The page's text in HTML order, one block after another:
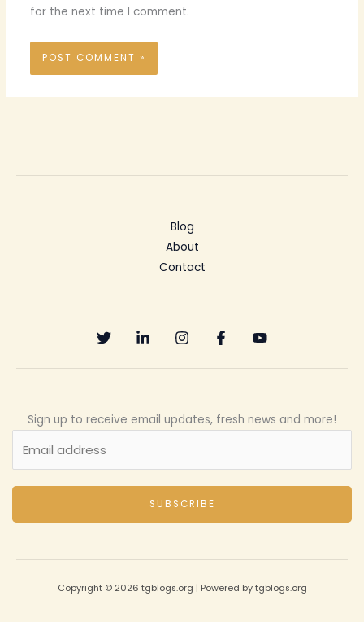
for the next time I comment.
Blog
About
Contact
Sign up to receive email updates, fresh news and more!
SUBSCRIBE
Copyright © 2026 tgblogs.org | Powered by tgblogs.org